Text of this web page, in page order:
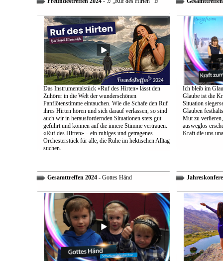
Das Instrumentalstück «Ruf des Hirten» lässt den
Zuhörer in die Welt der wunderschönen
Panflötenstimme eintauchen. Wie die Schafe den Ruf
ihres Hirten hören und sich darauf verlassen, so sind
auch wir in herausfordernden Situationen stets gut
geführt und können auf die innere Stimme vertrauen.
«Ruf des Hirten» – ein ruhiges und getragenes
Orchesterstück für alle, die Ruhe im hektischen Alltag
suchen.
Ich bleib im
Glaube ist die
Situation
Glauben
Mut zu
ausweglos
Kraft die uns
Gesamttreffen 2024- Gottes Händ